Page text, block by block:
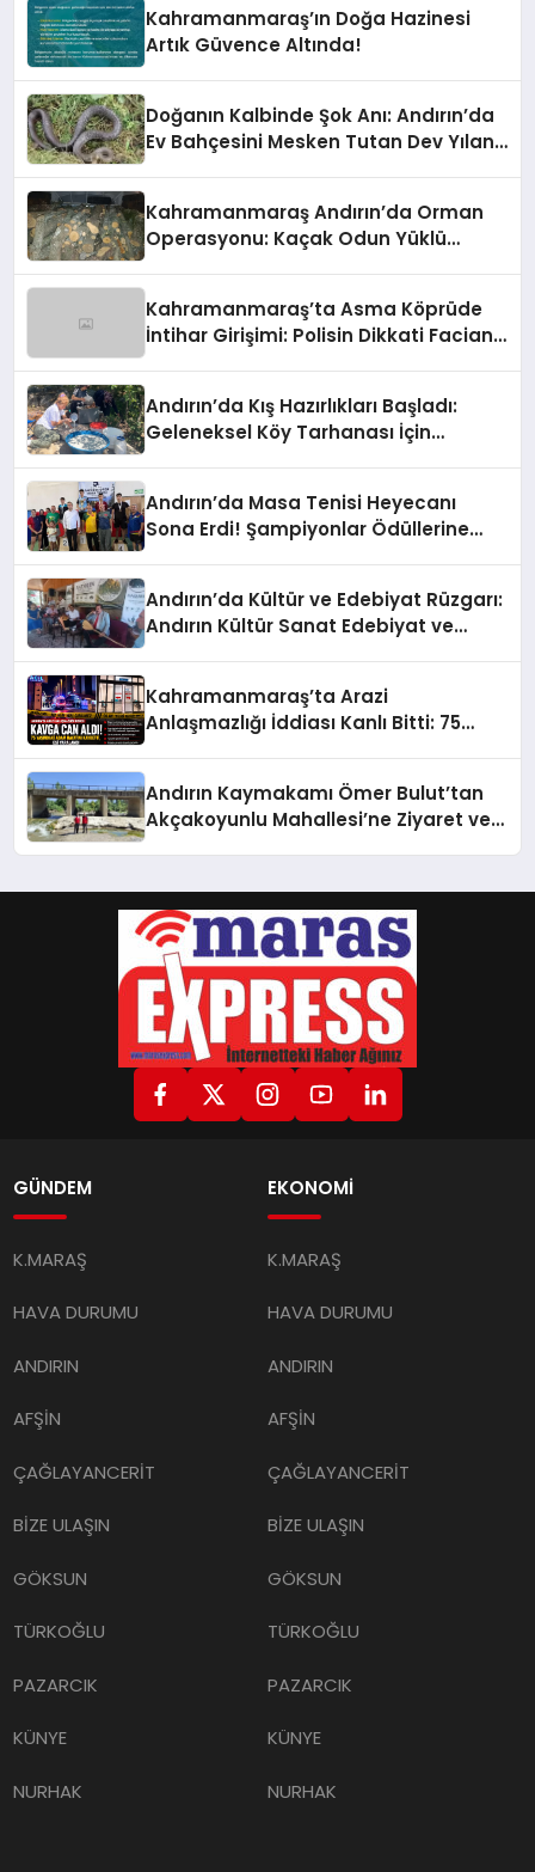
Kahramanmaraş’ın Doğa Hazinesi
Artık Güvence Altında!
Doğanın Kalbinde Şok Anı: Andırın’da
Ev Bahçesini Mesken Tutan Dev Yılan
Kahramanmaraş Andırın’da Orman
Operasyonu: Kaçak Odun Yüklü
Kahramanmaraş’ta Asma Köprüde
İntihar Girişimi: Polisin Dikkati Facianı
Andırın’da Kış Hazırlıkları Başladı:
Geleneksel Köy Tarhanası İçin
Andırın’da Masa Tenisi Heyecanı
Sona Erdi! Şampiyonlar Ödüllerine
Andırın’da Kültür ve Edebiyat Rüzgarı:
Andırın Kültür Sanat Edebiyat ve
Kahramanmaraş’ta Arazi
Anlaşmazlığı İddiası Kanlı Bitti: 75
Andırın Kaymakamı Ömer Bulut’tan
Akçakoyunlu Mahallesi’ne Ziyaret ve
GÜNDEM
K.MARAŞ
HAVA DURUMU
ANDIRIN
AFŞİN
ÇAĞLAYANCERİT
BİZE ULAŞIN
GÖKSUN
TÜRKOĞLU
PAZARCIK
KÜNYE
NURHAK
EKONOMİ
K.MARAŞ
HAVA DURUMU
ANDIRIN
AFŞİN
ÇAĞLAYANCERİT
BİZE ULAŞIN
GÖKSUN
TÜRKOĞLU
PAZARCIK
KÜNYE
NURHAK